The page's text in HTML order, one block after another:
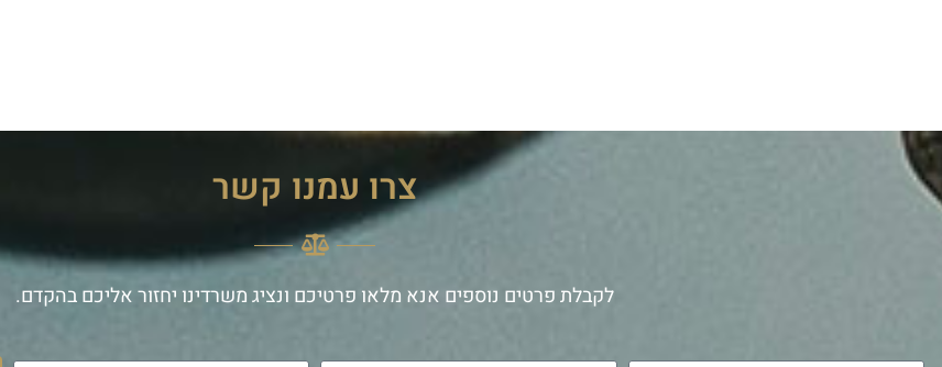
צרו עמנו קשר
לקבלת פרטים נוספים אנא מלאו פרטיכם ונציג משרדינו יחזור אליכם בהקדם.